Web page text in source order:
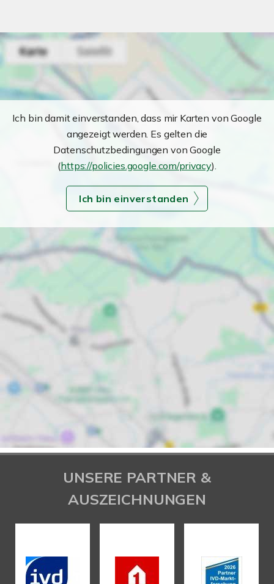
Ich bin damit einverstanden, dass mir Karten von Google
angezeigt werden. Es gelten die
Datenschutzbedingungen von Google
(https://policies.google.com/privacy).
Ich bin einverstanden
UNSERE PARTNER &
AUSZEICHNUNGEN